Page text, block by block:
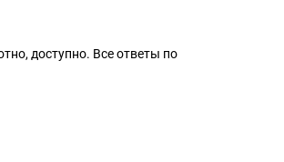
доступно. Все ответы по